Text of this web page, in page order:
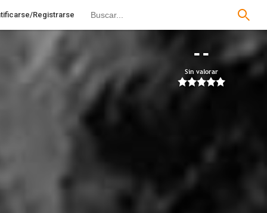
Registrarse
--
Sin valorar